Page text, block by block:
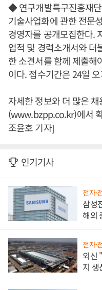
◆ 연구개발특구진흥재
기술사업화에 관한 전문
경영자를 공개모집한다.
업적 및 경력소개서와 더
한 소견서를 함께 제출해
이다. 접수기간은 24일
자세한 정보와 더 많은
(www.bzpp.co.kr)에서
조윤호 기자]
인기기사
전자·
삼성
해외
전자·
외신
지 생